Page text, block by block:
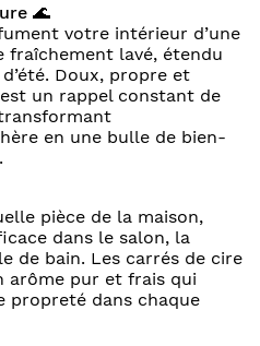
🌊
votre intérieur d’une
fraîchement lavé, étendu
Doux, propre et
un rappel constant de
en une bulle de bien-
pièce de la maison,
dans le salon, la
de bain. Les carrés de cire
arôme pur et frais qui
propreté dans chaque